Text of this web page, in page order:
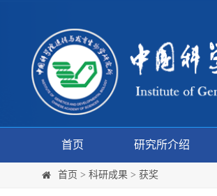
首页 研究所介绍
首页 > 科研成果 > 获奖